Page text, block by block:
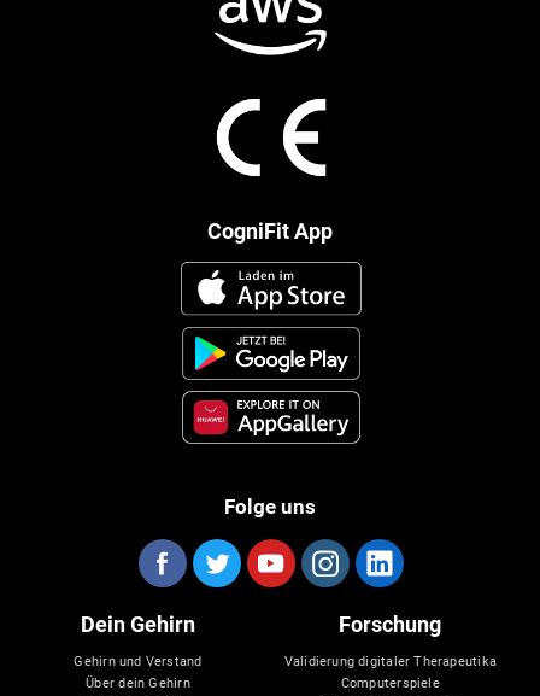
CogniFit App
Folge uns
Dein Gehirn
Gehirn und Verstand
Über dein Gehirn
Forschung
Validierung digitaler Therapeutika
Computerspiele